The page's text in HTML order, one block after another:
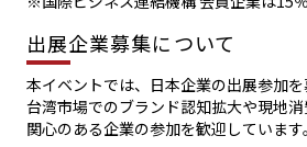
出展企業募集について
本イベントでは、日本企業の出展参加を
台湾市場でのブランド認知拡大や現地
関心のある企業の参加を歓迎しています。